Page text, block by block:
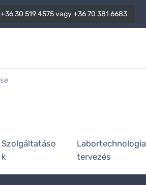
+36 30 519 4575vagy+36 70 381 6683
Szolgáltatáso
k
Labortechnologia
tervezés